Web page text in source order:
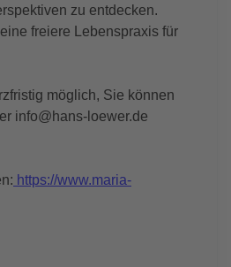
zu entdecken.
freiere Lebenspraxis für
möglich, Sie können
info@hans-loewer.de
https://www.maria-